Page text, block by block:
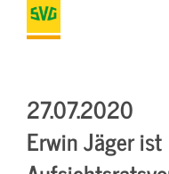
27.07.2020
Erwin Jäger